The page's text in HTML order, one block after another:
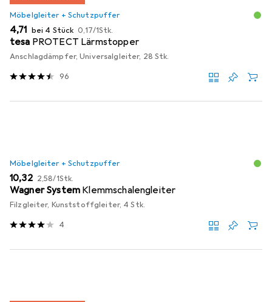
Möbelgleiter + Schutzpuffer
EUR
4,71 bei 4 Stück EUR
0,17/1Stk.
tesa PROTECT Lärmstopper
Anschlagdämpfer, Universalgleiter, 28 Stk.
96
Möbelgleiter + Schutzpuffer
EUR
10,32 EUR
2,58/1Stk.
Wagner System Klemmschalengleiter
Filzgleiter, Kunststoffgleiter, 4 Stk.
4